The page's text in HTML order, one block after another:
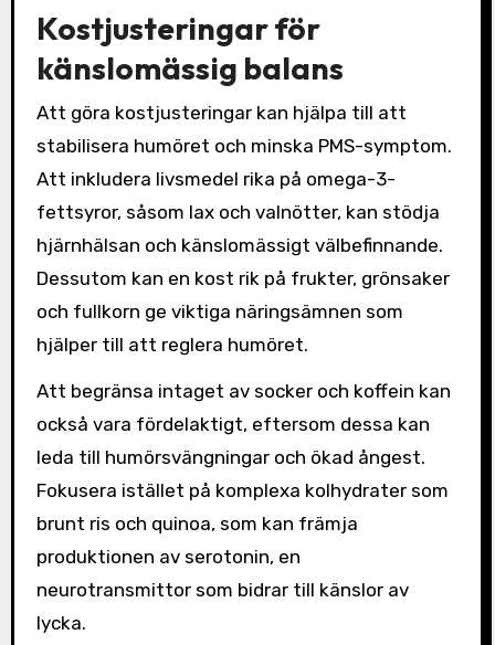
Kostjusteringar för
känslomässig balans
Att göra kostjusteringar kan hjälpa till att
stabilisera humöret och minska PMS-symptom.
Att inkludera livsmedel rika på omega-3-
fettsyror, såsom lax och valnötter, kan stödja
hjärnhälsan och känslomässigt välbefinnande.
Dessutom kan en kost rik på frukter, grönsaker
och fullkorn ge viktiga näringsämnen som
hjälper till att reglera humöret.
Att begränsa intaget av socker och koffein kan
också vara fördelaktigt, eftersom dessa kan
leda till humörsvängningar och ökad ångest.
Fokusera istället på komplexa kolhydrater som
brunt ris och quinoa, som kan främja
produktionen av serotonin, en
neurotransmittor som bidrar till känslor av
lycka.